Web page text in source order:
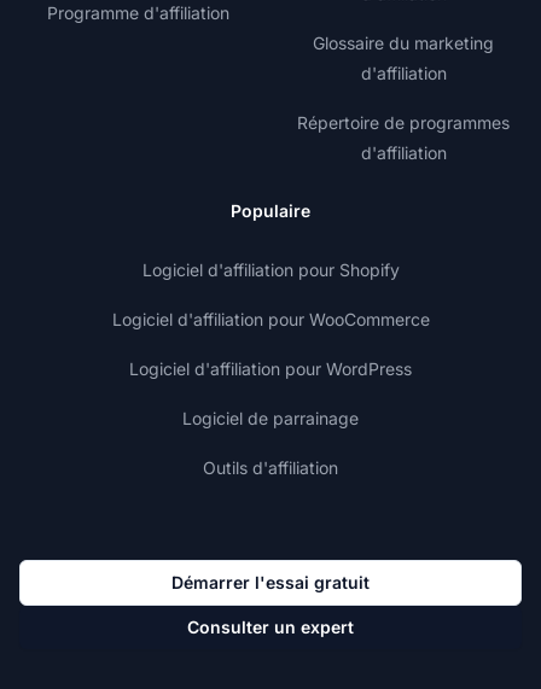
Programme d'affiliation
Glossaire du marketing
d'affiliation
Répertoire de programmes
d'affiliation
Populaire
Logiciel d'affiliation pour Shopify
Logiciel d'affiliation pour WooCommerce
Logiciel d'affiliation pour WordPress
Logiciel de parrainage
Outils d'affiliation
Démarrer l'essai gratuit
Consulter un expert